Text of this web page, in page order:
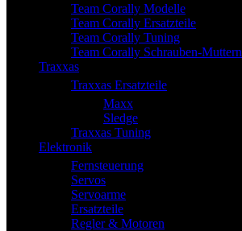
Team Corally Modelle
Team Corally Ersatzteile
Team Corally Tuning
Team Corally Schrauben-Muttern
Traxxas
Traxxas Ersatzteile
Maxx
Sledge
Traxxas Tuning
Elektronik
Fernsteuerung
Servos
Servoarme
Ersatzteile
Regler & Motoren